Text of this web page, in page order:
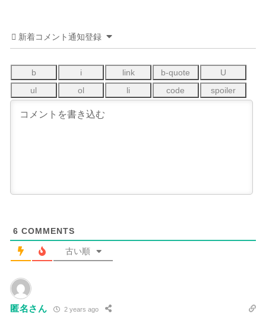
新着コメント通知登録
6 COMMENTS
古い順
匿名さん 2 years ago